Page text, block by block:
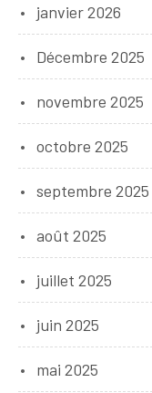
janvier 2026
Décembre 2025
novembre 2025
octobre 2025
septembre 2025
août 2025
juillet 2025
juin 2025
mai 2025